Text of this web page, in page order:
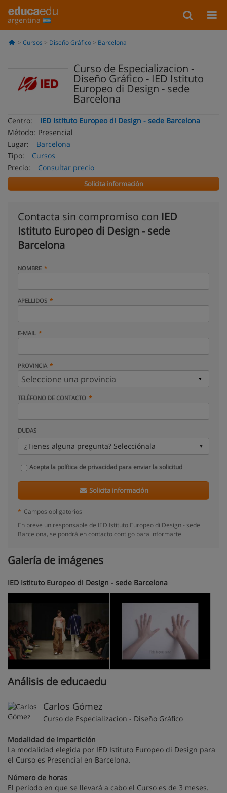
argentina
Cursos Diseño Gráfico Barcelona
Curso de Especializacion -
Diseño Gráfico - IED Istituto
Europeo di Design - sede
Barcelona
Centro:
IED Istituto Europeo di Design - sede Barcelona
Método: Presencial
Lugar:
Barcelona
Tipo:
Cursos
Precio:
Consultar precio
Solicita información
Contacta sin compromiso con IED
Istituto Europeo di Design - sede
Barcelona
NOMBRE
APELLIDOS
E-MAIL
PROVINCIA
TELÉFONO DE CONTACTO
DUDAS
¿Tienes alguna pregunta? Selecciónala
Acepta la política de privacidad para enviar la solicitud
Solicita información
* Campos obligatorios
En breve un responsable de IED Istituto Europeo di Design - sede
Barcelona, se pondrá en contacto contigo para informarte
Galería de imágenes
IED Istituto Europeo di Design - sede Barcelona
Análisis de educaedu
Carlos Gómez
Curso de Especializacion - Diseño Gráfico
Modalidad de impartición
La modalidad elegida por IED Istituto Europeo di Design para
el Curso es Presencial en Barcelona.
Número de horas
El periodo en que se llevará a cabo el Curso es de 3 meses.